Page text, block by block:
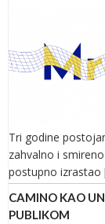
Tri godine
zahvalno i
postupno
CAMINO KAO
PUBLIKOM